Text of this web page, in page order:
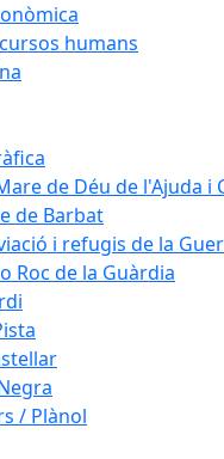
humans
de Déu de l'Ajuda i
de Barbat
i refugis de la
Roc de la Guàrdia
/ Plànol